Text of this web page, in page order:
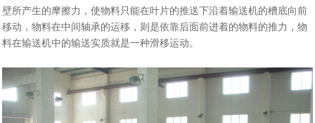
壁所产生的摩擦力，使物料只能在叶片的推送下沿着输送机的槽底向前
移动，物料在中间轴承的运移，则是依靠后面前进着的物料的推力，物
料在输送机中的输送实质就是一种滑移运动。